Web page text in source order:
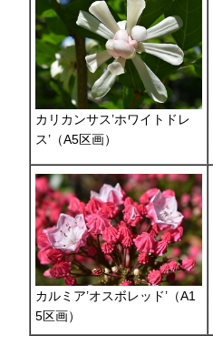
カリカンサス’ホワイトドレ
ス’（A5区画）
カルミア’オスボレッド’（A1
5区画）